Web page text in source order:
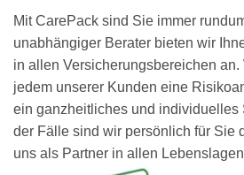
Mit CarePack sind Sie immer
unabhängiger Berater bieten wir
in allen Versicherungsbereichen an.
jedem unserer Kunden eine
ein ganzheitliches und individuelles
der Fälle sind wir persönlich für Sie
uns als Partner in allen